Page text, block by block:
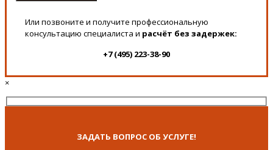
Или позвоните и получите профессиональную
консультацию специалиста и расчёт без задержек:
+7 (495) 223-38-90
×
ЗАДАТЬ ВОПРОС ОБ УСЛУГЕ!